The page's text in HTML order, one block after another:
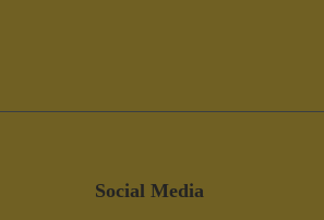
Social Media